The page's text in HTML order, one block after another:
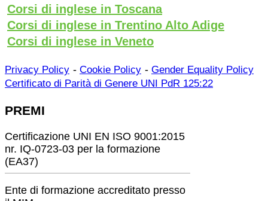
Corsi di inglese in Toscana
Corsi di inglese in Trentino Alto Adige
Corsi di inglese in Veneto
Privacy Policy - Cookie Policy - Gender Equality Policy
Certificato di Parità di Genere UNI PdR 125:22
PREMI
Certificazione UNI EN ISO 9001:2015
nr. IQ-0723-03 per la formazione
(EA37)
Ente di formazione accreditato presso